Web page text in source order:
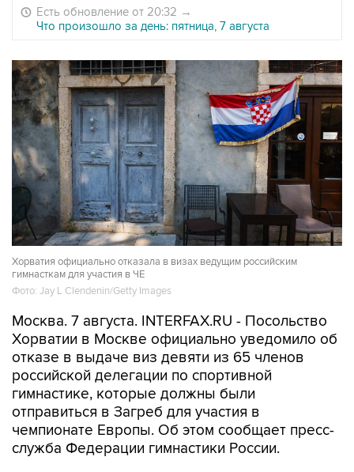
Есть обновление от 20:32 →
Что произошло за день: пятница, 7 августа
Хорватия официально отказала в визах ведущим российским
гимнасткам для участия в ЧЕ
Фото: Jay L Clendenin/Getty Images
Москва. 7 августа. INTERFAX.RU - Посольство
Хорватии в Москве официально уведомило об
отказе в выдаче виз девяти из 65 членов
российской делегации по спортивной
гимнастике, которые должны были
отправиться в Загреб для участия в
чемпионате Европы. Об этом сообщает пресс-
служба Федерации гимнастики России.